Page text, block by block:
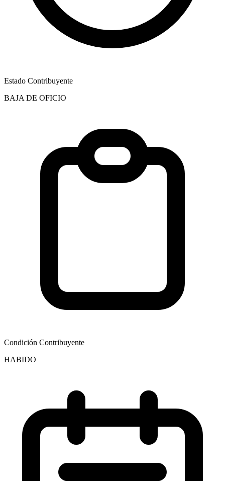
Estado Contribuyente
BAJA DE OFICIO
Condición Contribuyente
HABIDO